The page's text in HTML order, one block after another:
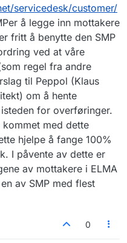
servicedesk/customer/
å legge inn mottakere
fritt å benytte den SMP
ved at våre
regel fra andre
til Peppol (Klaus
om å hente
for overføringer.
med dette
hjelpe å fange 100%
I påvente av dette er
av mottakere i ELMA
av SMP med flest
0